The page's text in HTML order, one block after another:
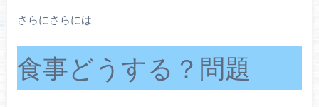
さらにさらには
食事どうする？問題